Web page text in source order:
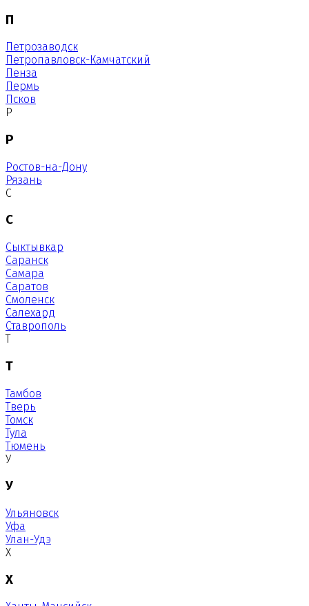
П
Петрозаводск
Петропавловск-Камчатский
Пенза
Пермь
Псков
Р
Р
Ростов-на-Дону
Рязань
С
С
Сыктывкар
Саранск
Самара
Саратов
Смоленск
Салехард
Ставрополь
Т
Т
Тамбов
Тверь
Томск
Тула
Тюмень
У
У
Ульяновск
Уфа
Улан-Удэ
Х
Х